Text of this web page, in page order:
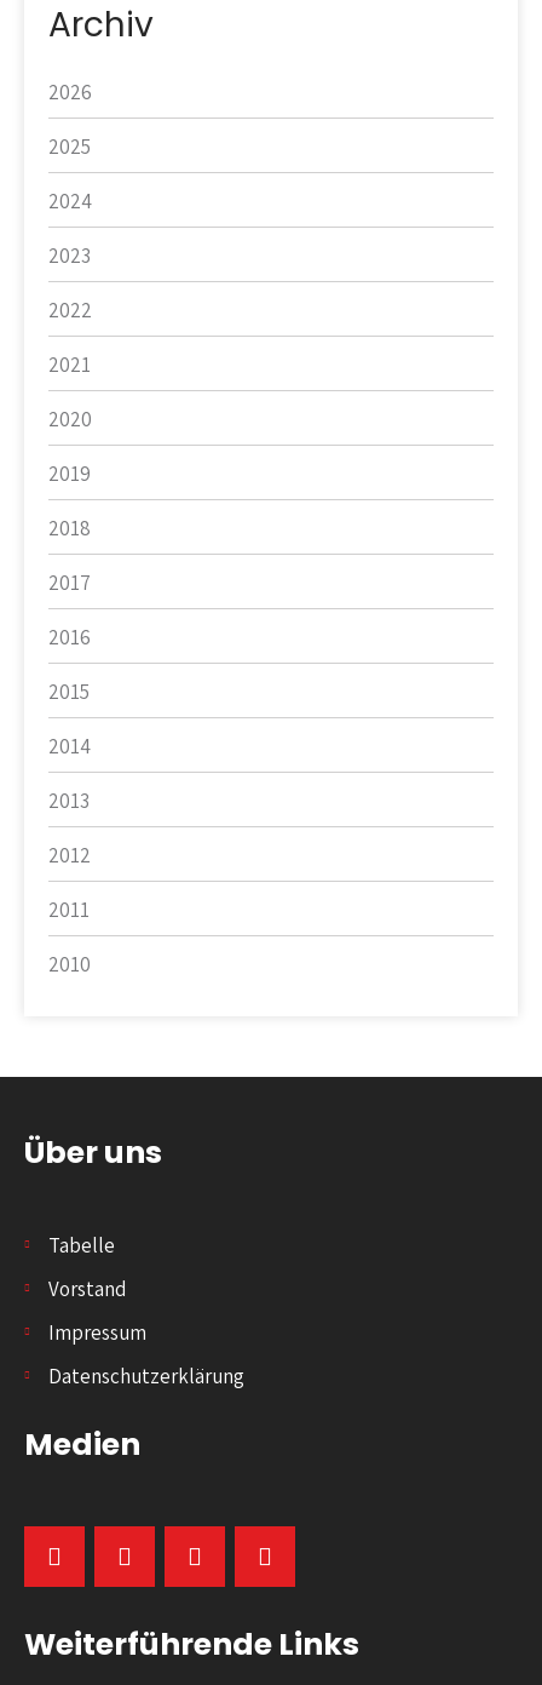
Archiv
2026
2025
2024
2023
2022
2021
2020
2019
2018
2017
2016
2015
2014
2013
2012
2011
2010
Über uns
Tabelle
Vorstand
Impressum
Datenschutzerklärung
Medien
Weiterführende Links